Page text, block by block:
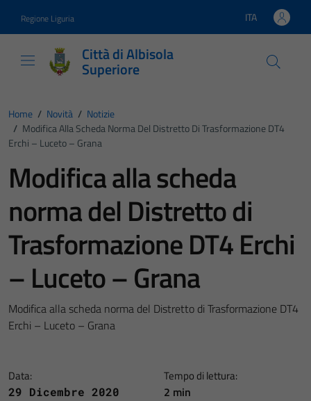
Regione Liguria Lingua attiva:
ITA
Città di Albisola
Superiore
Home / Novità / Notizie
/ Modifica Alla Scheda Norma Del Distretto Di Trasformazione DT4
Erchi – Luceto – Grana
Modifica alla scheda
norma del Distretto di
Trasformazione DT4 Erchi
– Luceto – Grana
Modifica alla scheda norma del Distretto di Trasformazione DT4
Erchi – Luceto – Grana
Data:
29 Dicembre 2020
Tempo di lettura:
2 min